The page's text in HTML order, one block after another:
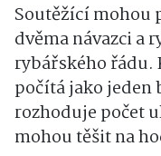
Soutěžící mohou
dvěma návazci a
rybářského řádu.
počítá jako jeden
rozhoduje počet
mohou těšit na